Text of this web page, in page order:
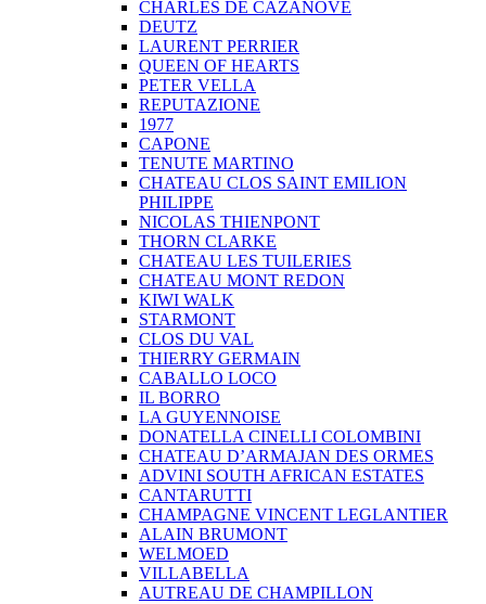
CHARLES DE CAZANOVE
DEUTZ
LAURENT PERRIER
QUEEN OF HEARTS
PETER VELLA
REPUTAZIONE
1977
CAPONE
TENUTE MARTINO
CHATEAU CLOS SAINT EMILION
PHILIPPE
NICOLAS THIENPONT
THORN CLARKE
CHATEAU LES TUILERIES
CHATEAU MONT REDON
KIWI WALK
STARMONT
CLOS DU VAL
THIERRY GERMAIN
CABALLO LOCO
IL BORRO
LA GUYENNOISE
DONATELLA CINELLI COLOMBINI
CHATEAU D’ARMAJAN DES ORMES
ADVINI SOUTH AFRICAN ESTATES
CANTARUTTI
CHAMPAGNE VINCENT LEGLANTIER
ALAIN BRUMONT
WELMOED
VILLABELLA
AUTREAU DE CHAMPILLON